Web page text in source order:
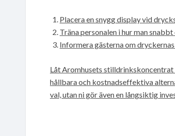
Placera en snygg display vid
Träna personalen i hur man
Informera gästerna om
Låt Aromhusets
hållbara och kostnadseffektiva
val, utan ni gör även en långsiktig